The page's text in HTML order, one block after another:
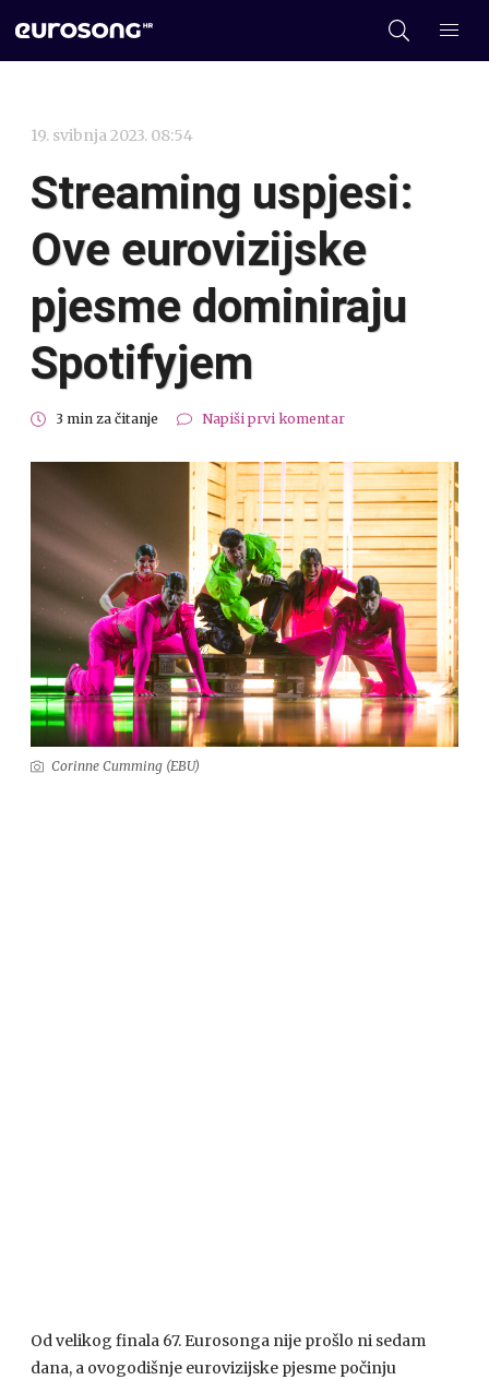
19. svibnja 2023. 08:54
Streaming uspjesi:
Ove eurovizijske
pjesme dominiraju
Spotifyjem
3 min za čitanje Napiši prvi komentar
Corinne Cumming (EBU)
Od velikog finala 67. Eurosonga nije prošlo ni sedam
dana, a ovogodišnje eurovizijske pjesme počinju